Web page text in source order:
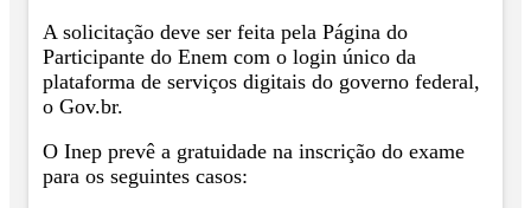
A solicitação deve ser feita pela Página do
Participante do Enem com o login único da
plataforma de serviços digitais do governo federal,
o Gov.br.
O Inep prevê a gratuidade na inscrição do exame
para os seguintes casos: